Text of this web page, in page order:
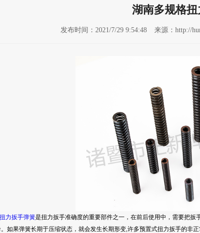
湖南多规格
发布时间：2021/7/29 9:54:48 来源：http://
力扳手弹簧是扭力扳手准确度的重要部件之一，在前后使用中，需要把
如果弹簧长期于压缩状态，就会发生长期形变,许多预置式扭力扳手的非